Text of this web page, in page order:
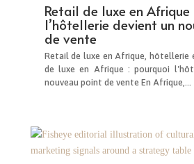
Retail de luxe en Afrique
l’hôtellerie devient un
de vente
Retail de luxe en Afrique, hôtellerie
de luxe en Afrique : pourquoi
nouveau point de vente En Afrique,...